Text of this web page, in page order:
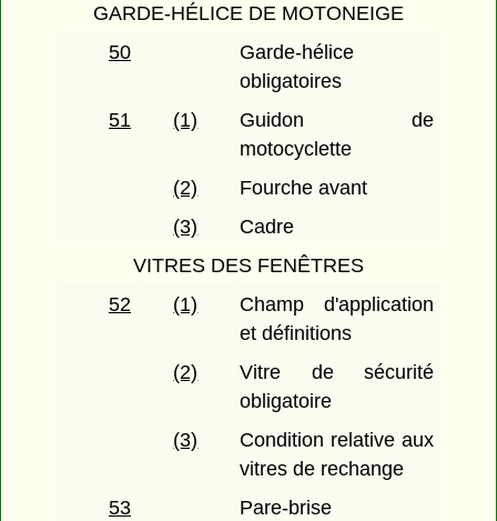
GARDE-HÉLICE DE MOTONEIGE
50
Garde-hélice
obligatoires
51
(1)
Guidon de
motocyclette
(2)
Fourche avant
(3)
Cadre
VITRES DES FENÊTRES
52
(1)
Champ d'application
et définitions
(2)
Vitre de sécurité
obligatoire
(3)
Condition relative aux
vitres de rechange
53
Pare-brise